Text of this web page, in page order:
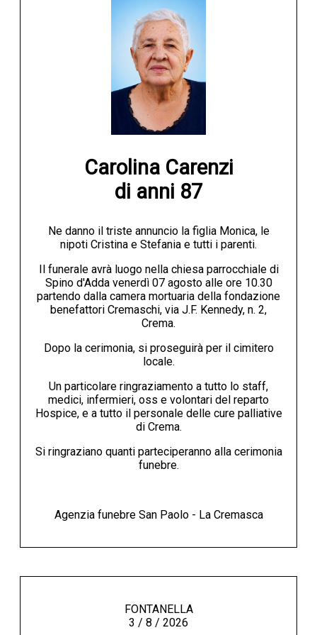
Carolina Carenzi
di anni 87
Ne danno il triste annuncio la figlia Monica, le
nipoti Cristina e Stefania e tutti i parenti.
Il funerale avrà luogo nella chiesa parrocchiale di
Spino d'Adda venerdì 07 agosto alle ore 10.30
partendo dalla camera mortuaria della fondazione
benefattori Cremaschi, via J.F. Kennedy, n. 2,
Crema.
Dopo la cerimonia, si proseguirà per il cimitero
locale.
Un particolare ringraziamento a tutto lo staff,
medici, infermieri, oss e volontari del reparto
Hospice, e a tutto il personale delle cure palliative
di Crema.
Si ringraziano quanti parteciperanno alla cerimonia
funebre.
Agenzia funebre San Paolo - La Cremasca
FONTANELLA
3 / 8 / 2026